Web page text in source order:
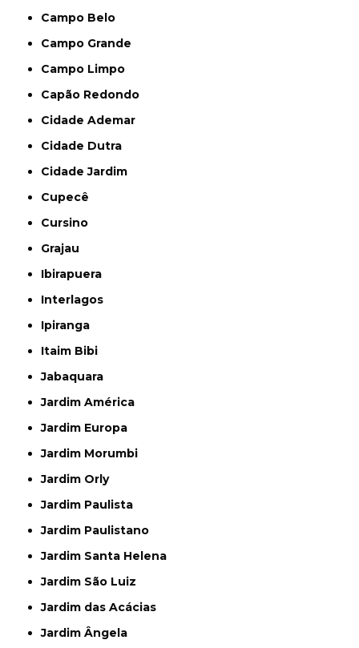
Campo Belo
Campo Grande
Campo Limpo
Capão Redondo
Cidade Ademar
Cidade Dutra
Cidade Jardim
Cupecê
Cursino
Grajau
Ibirapuera
Interlagos
Ipiranga
Itaim Bibi
Jabaquara
Jardim América
Jardim Europa
Jardim Morumbi
Jardim Orly
Jardim Paulista
Jardim Paulistano
Jardim Santa Helena
Jardim São Luiz
Jardim das Acácias
Jardim Ângela